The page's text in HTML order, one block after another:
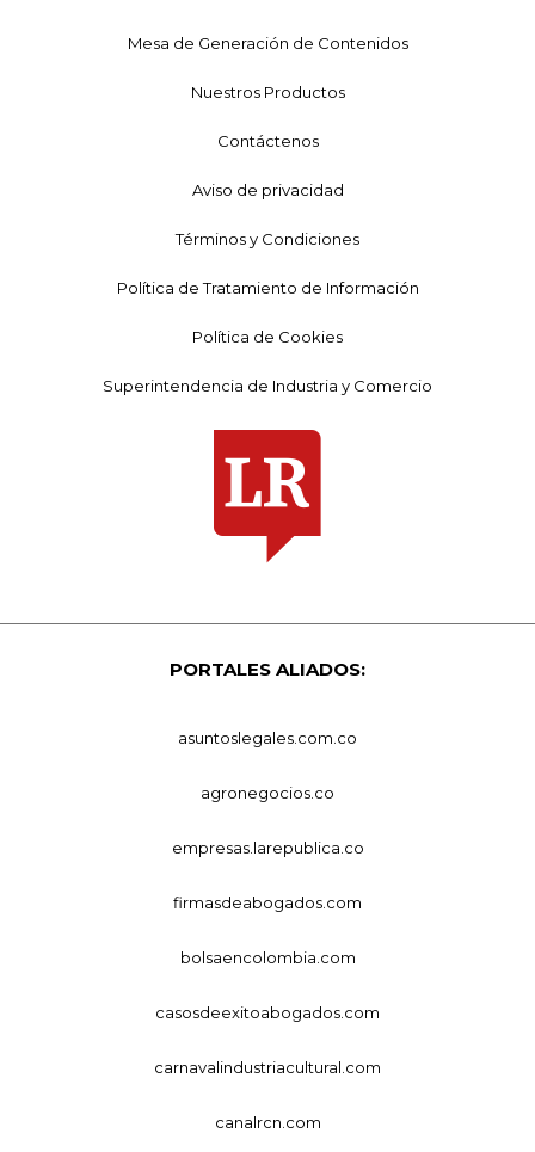
Mesa de Generación de Contenidos
Nuestros Productos
Contáctenos
Aviso de privacidad
Términos y Condiciones
Política de Tratamiento de Información
Política de Cookies
Superintendencia de Industria y Comercio
PORTALES ALIADOS:
asuntoslegales.com.co
agronegocios.co
empresas.larepublica.co
firmasdeabogados.com
bolsaencolombia.com
casosdeexitoabogados.com
carnavalindustriacultural.com
canalrcn.com